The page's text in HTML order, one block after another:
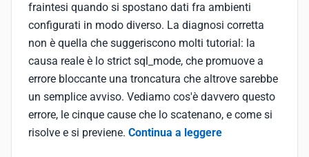
fraintesi quando si spostano dati fra ambienti
configurati in modo diverso. La diagnosi corretta
non è quella che suggeriscono molti tutorial: la
causa reale è lo strict sql_mode, che promuove a
errore bloccante una troncatura che altrove sarebbe
un semplice avviso. Vediamo cos'è davvero questo
errore, le cinque cause che lo scatenano, e come si
risolve e si previene. Continua a leggere